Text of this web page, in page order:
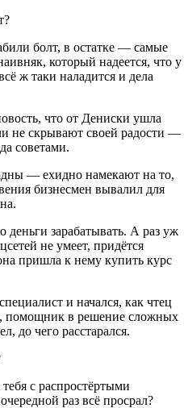
болт, в остатке — самые
который надеется, что у
ж таки наладится и дела
что от Дениски ушла
не скрывают своей радости —
советами.
— ехидно намекают на то,
бизнесмен вывалил для
зарабатывать. А раз уж
не умеет, придётся
пришла к нему купить курс
и начался, как чтец
помощник в решение сложных
до чего расстарался.
с распростёртыми
раз всё просрал?